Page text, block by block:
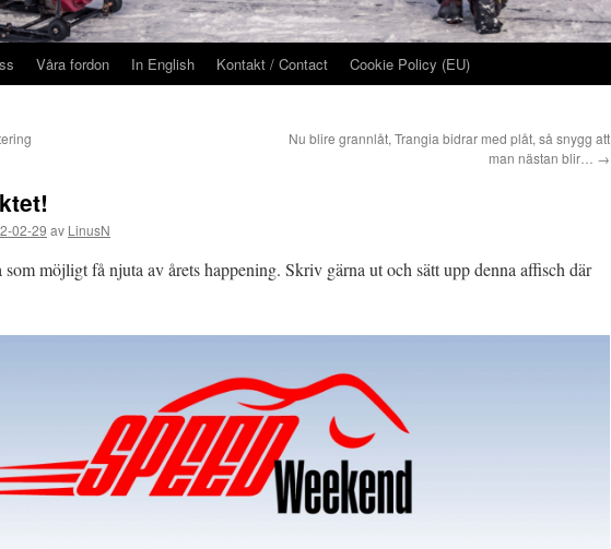
Våra fordon In English Kontakt / Contact Cookie Policy (EU)
Nu blire grannlåt, Trangia bidrar med plåt, så snygg att
man nästan blir… →
02-29 av LinusN
som möjligt få njuta av årets happening. Skriv gärna ut och sätt upp denna affisch där